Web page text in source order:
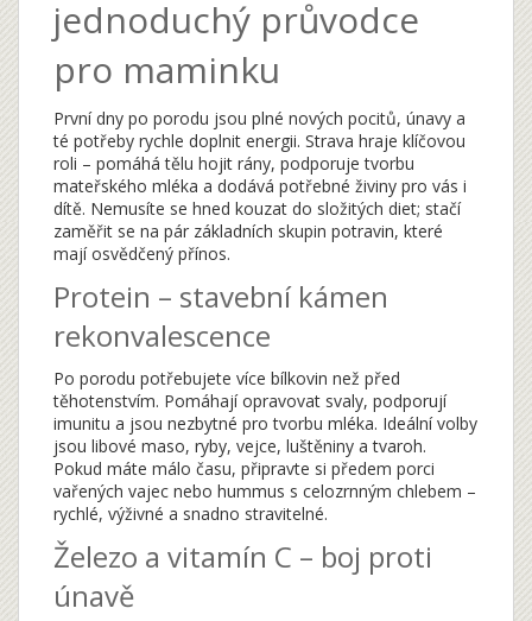
jednoduchý průvodce
pro maminku
První dny po porodu jsou plné nových pocitů, únavy a
té potřeby rychle doplnit energii. Strava hraje klíčovou
roli – pomáhá tělu hojit rány, podporuje tvorbu
mateřského mléka a dodává potřebné živiny pro vás i
dítě. Nemusíte se hned kouzat do složitých diet; stačí
zaměřit se na pár základních skupin potravin, které
mají osvědčený přínos.
Protein – stavební kámen
rekonvalescence
Po porodu potřebujete více bílkovin než před
těhotenstvím. Pomáhají opravovat svaly, podporují
imunitu a jsou nezbytné pro tvorbu mléka. Ideální volby
jsou libové maso, ryby, vejce, luštěniny a tvaroh.
Pokud máte málo času, připravte si předem porci
vařených vajec nebo hummus s celozrnným chlebem –
rychlé, výživné a snadno stravitelné.
Železo a vitamín C – boj proti
únavě